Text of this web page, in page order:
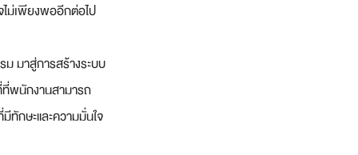
ม่เพียงพออีกต่อไป
มาสู่การสร้างระบบ
ที่พนักงานสามารถ
ทักษะและความมั่นใจ